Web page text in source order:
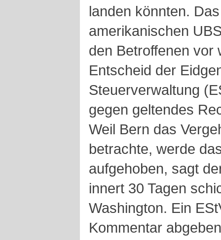
landen könnten.
amerikanischen
den Betroffenen vor
Entscheid der
Steuerverwaltung
gegen geltendes
Weil Bern das
betrachte, werde
aufgehoben, sagt
innert 30 Tagen
Washington. Ein
Kommentar